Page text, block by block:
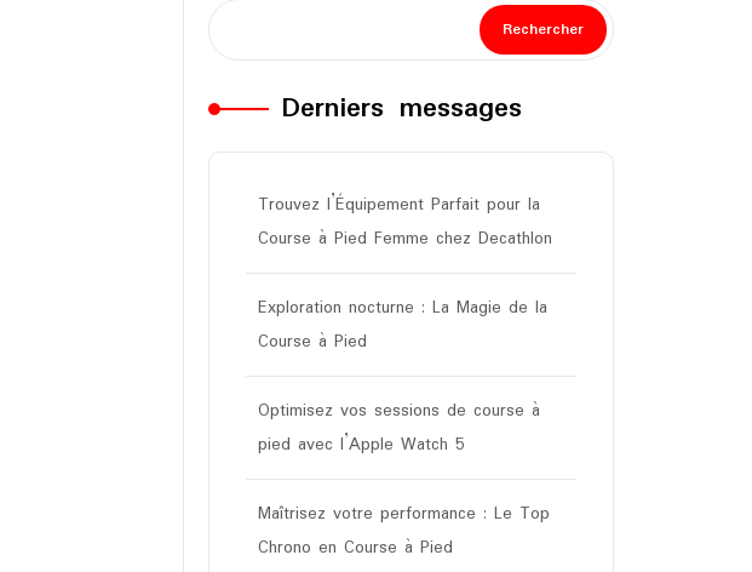
Rechercher
Derniers messages
Trouvez l’Équipement Parfait pour la
Course à Pied Femme chez Decathlon
Exploration nocturne : La Magie de la
Course à Pied
Optimisez vos sessions de course à
pied avec l’Apple Watch 5
Maîtrisez votre performance : Le Top
Chrono en Course à Pied